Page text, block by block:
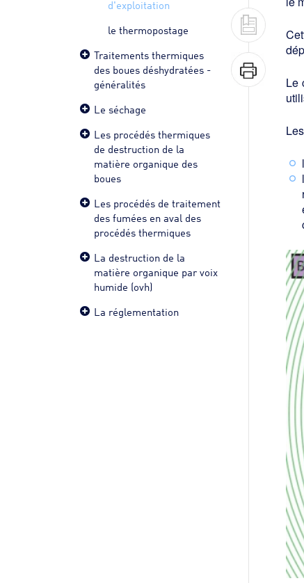
d'exploitation
le thermopostage
Traitements thermiques
des boues déshydratées -
généralités
Le séchage
Les procédés thermiques
de destruction de la
matière organique des
boues
Les procédés de traitement
des fumées en aval des
procédés thermiques
La destruction de la
matière organique par voix
humide (ovh)
La réglementation
Le